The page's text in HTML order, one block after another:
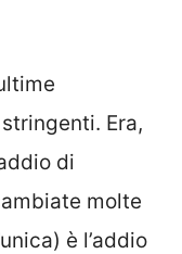
Era,
di
molte
è l’addio